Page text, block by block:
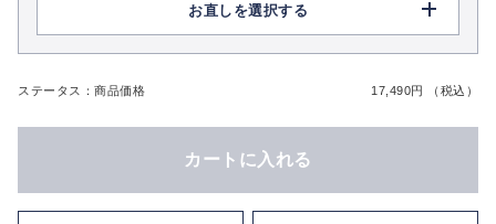
お直しを選択する
ステータス：商品価格 17,490円 （税込）
カートに入れる